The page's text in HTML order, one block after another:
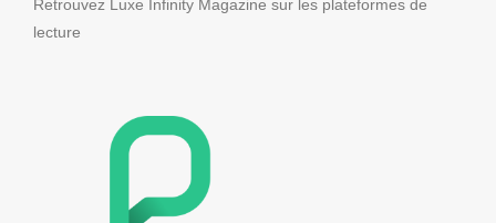
Retrouvez Luxe Infinity Magazine sur les plateformes de
lecture